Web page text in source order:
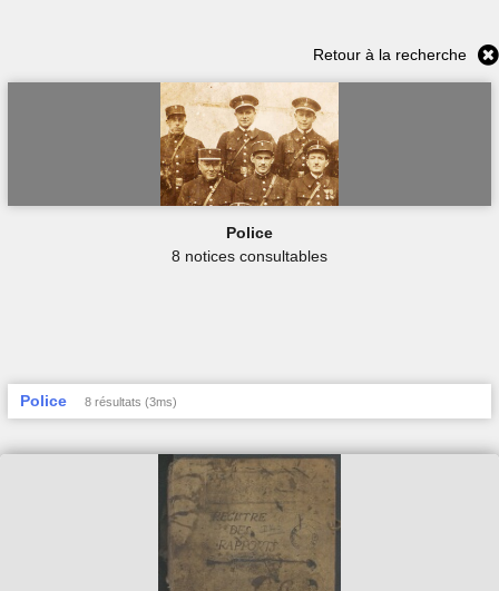
Retour à la recherche
Police
8 notices consultables
Police 8 résultats (3ms)